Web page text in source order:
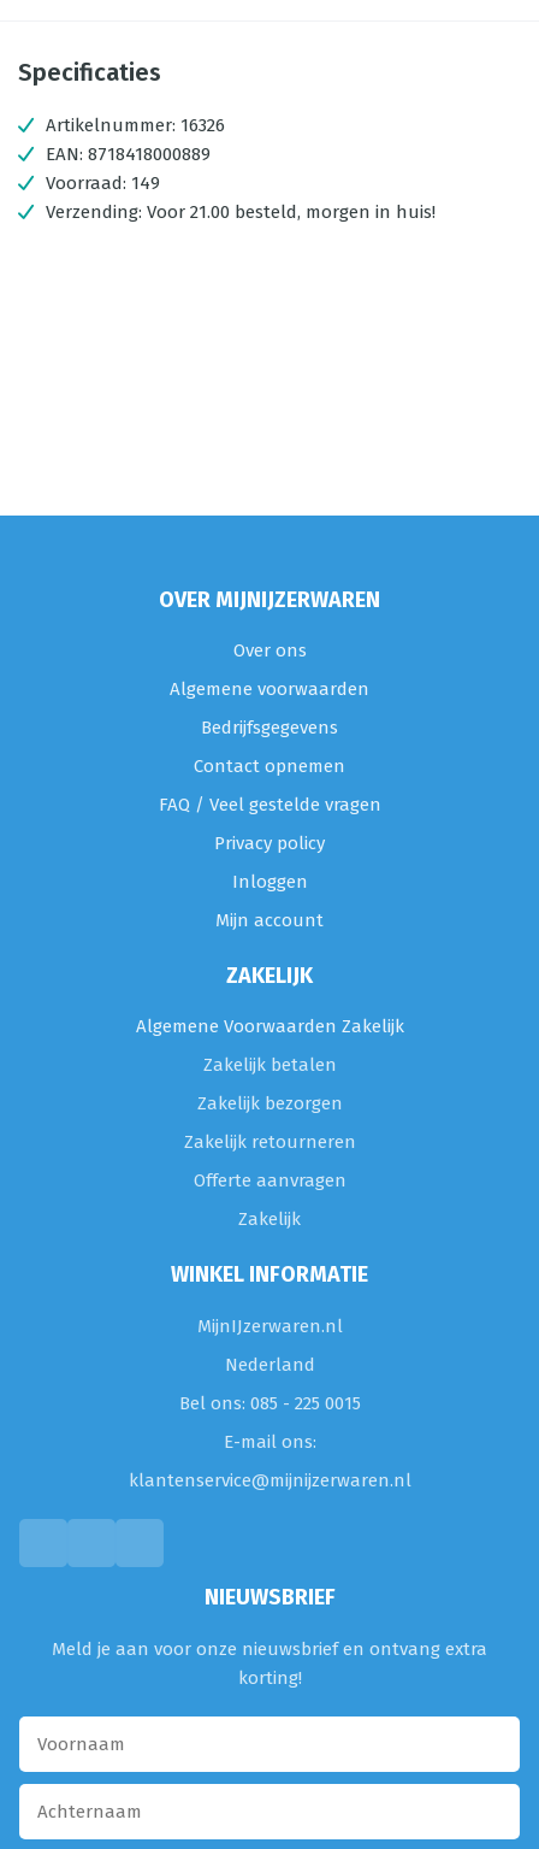
Specificaties
Artikelnummer: 16326
EAN: 8718418000889
Voorraad: 149
Verzending: Voor 21.00 besteld, morgen in huis!
OVER MIJNIJZERWAREN
Over ons
Algemene voorwaarden
Bedrijfsgegevens
Contact opnemen
FAQ / Veel gestelde vragen
Privacy policy
Inloggen
Mijn account
ZAKELIJK
Algemene Voorwaarden Zakelijk
Zakelijk betalen
Zakelijk bezorgen
Zakelijk retourneren
Offerte aanvragen
Zakelijk
WINKEL INFORMATIE
MijnIJzerwaren.nl
Nederland
Bel ons: 085 - 225 0015
E-mail ons:
klantenservice@mijnijzerwaren.nl
NIEUWSBRIEF
Meld je aan voor onze nieuwsbrief en ontvang extra
korting!